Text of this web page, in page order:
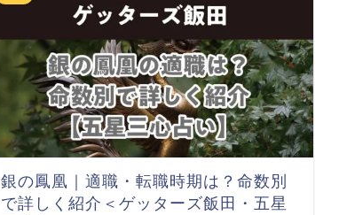
銀の鳳凰｜適職・転職時期は？命数別
で詳しく紹介＜ゲッターズ飯田・五星